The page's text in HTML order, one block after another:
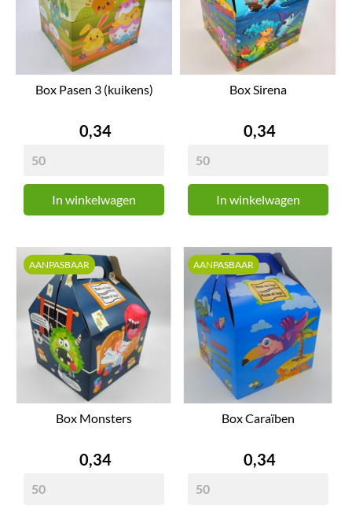
Box Pasen 3 (kuikens)
Prijs
0,34
In winkelwagen
Box Sirena
Prijs
0,34
In winkelwagen
Box Monsters
Prijs
0,34
AANPASBAAR
Box Caraïben
Prijs
0,34
AANPASBAAR